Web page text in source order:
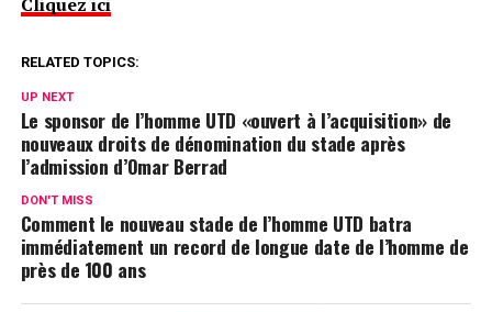
RELATED TOPICS:
UP NEXT
Le sponsor de l’homme UTD «ouvert à l’acquisition» de
nouveaux droits de dénomination du stade après
l’admission d’Omar Berrad
DON'T MISS
Comment le nouveau stade de l’homme UTD batra
immédiatement un record de longue date de l’homme de
près de 100 ans